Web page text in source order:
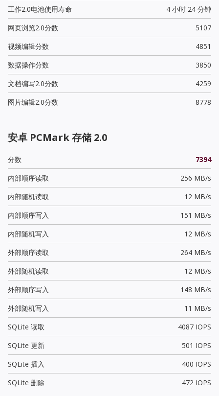
工作2.0电池使用寿命
4 小时 24 分钟
网页浏览2.0分数
5107
视频编辑分数
4851
数据操作分数
3850
文档编写2.0分数
4259
图片编辑2.0分数
8778
安卓 PCMark 存储 2.0
分数
7394
内部顺序读取
256 MB/s
内部随机读取
12 MB/s
内部顺序写入
151 MB/s
内部随机写入
12 MB/s
外部顺序读取
264 MB/s
外部随机读取
12 MB/s
外部顺序写入
148 MB/s
外部随机写入
11 MB/s
SQLite 读取
4087 IOPS
SQLite 更新
501 IOPS
SQLite 插入
400 IOPS
SQLite 删除
472 IOPS